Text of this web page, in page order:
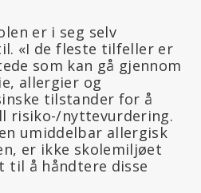
er i seg selv
«I de fleste tilfeller er
som kan gå gjennom
allergier og
tilstander for å
risiko-/nyttevurdering.
umiddelbar allergisk
er ikke skolemiljøet
til å håndtere disse